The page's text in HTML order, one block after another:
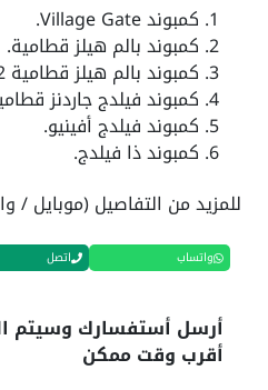
كمبوند Village Gate.
كمبوند بالم هيلز قطامية.
كمبوند بالم هيلز قطامية 2.
كمبوند فيلدج جاردنز
كمبوند فيلدج أفينيو.
كمبوند ذا فيلدج.
للمزيد من التفاصيل (موبايل / واتساب)
واتساب اتصل
أرسل أستفسارك وسيتم
أقرب وقت ممكن